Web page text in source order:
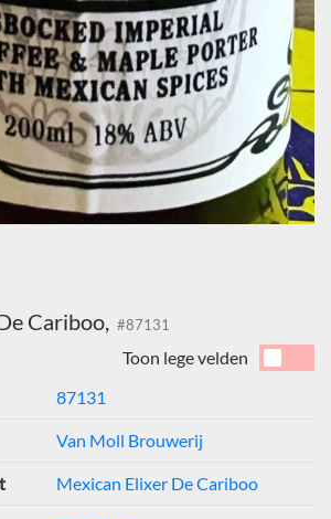
Cariboo, #87131
Toon lege velden
87131
Van Moll Brouwerij
Mexican Elixer De Cariboo